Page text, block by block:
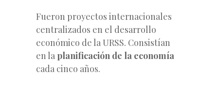
Fueron proyectos internacionales
centralizados en el desarrollo
económico de la URSS. Consistían
en la planificación de la economía
cada cinco años.